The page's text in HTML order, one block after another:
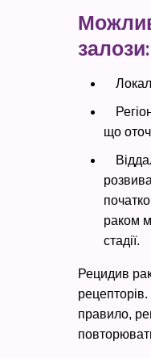
залози:
що
раком
стадії.
Рецидив
правило,